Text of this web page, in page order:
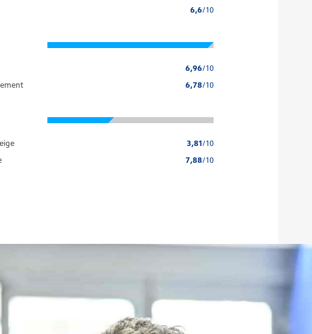
6,6/10
6,96/10
6,78/10
3,81/10
7,88/10